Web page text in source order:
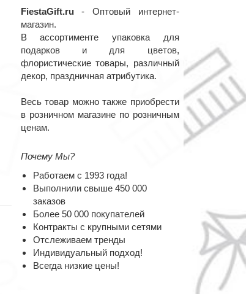
FiestaGift.ru- Оптовый интернет-
магазин.
В ассортименте упаковка для
подарков и для цветов,
флористические товары, различный
декор, праздничная атрибутика.
Весь товар можно также приобрести
в розничном магазине по розничным
ценам.
Почему Мы?
Работаем с 1993 года!
Выполнили свыше 450 000
заказов
Более 50 000 покупателей
Контракты с крупными сетями
Отслеживаем тренды
Индивидуальный подход!
Всегда низкие цены!